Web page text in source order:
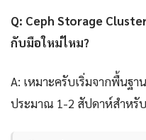
Q: Ceph Storage
กับมือใหม่ไหม?
A: เหมาะครับเริ่มจากพื้นฐา
ประมาณ 1-2 สัปดาห์สำหรั